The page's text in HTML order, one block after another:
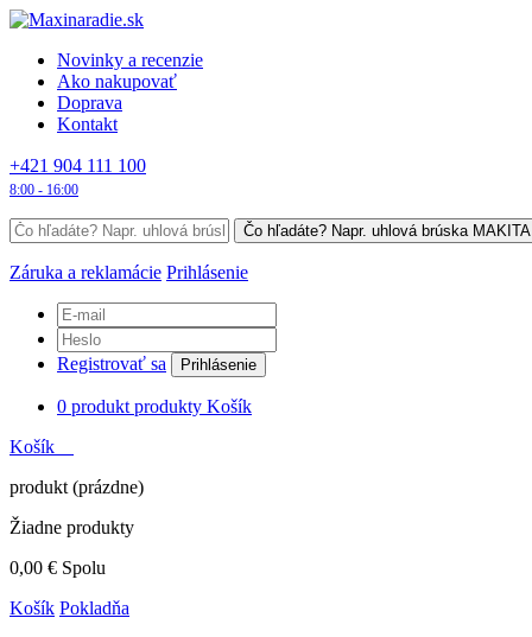
Novinky a recenzie
Ako nakupovať
Doprava
Kontakt
+421 904 111 100
8:00 - 16:00
Záruka a reklamácie Prihlásenie
Registrovať sa Prihlásenie
0 produkt produkty Košík
Košík
produkt (prázdne)
Žiadne produkty
0,00 € Spolu
Košík Pokladňa